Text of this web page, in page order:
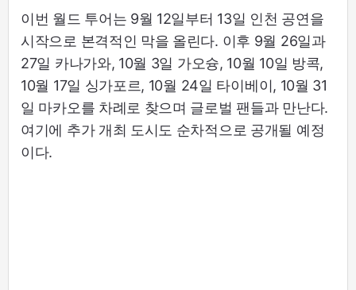
이번 월드 투어는 9월 12일부터 13일 인천 공연을
시작으로 본격적인 막을 올린다. 이후 9월 26일과
27일 카나가와, 10월 3일 가오슝, 10월 10일 방콕,
10월 17일 싱가포르, 10월 24일 타이베이, 10월 31
일 마카오를 차례로 찾으며 글로벌 팬들과 만난다.
여기에 추가 개최 도시도 순차적으로 공개될 예정
이다.